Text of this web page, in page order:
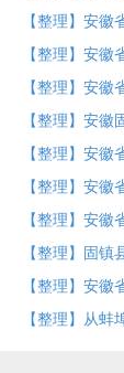
【整理】安
【整理】安
【整理】安
【整理】安
【整理】安
【整理】安
【整理】安
【整理】固
【整理】安
【整理】从